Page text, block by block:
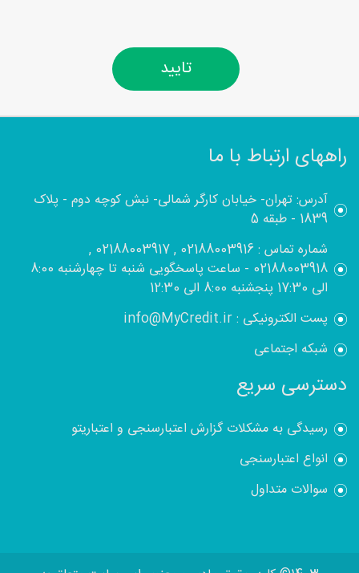
راههای ارتباط با ما
آدرس: تهران- خیابان کارگر شمالی- نبش کوچه دوم - پلاک
1839 - طبقه 5
شماره تماس : 02188003916 , 02188003917 ,
02188003918 - ساعت پاسخگویی شنبه تا چهارشنبه 8:00
الی 17:30 پنجشنبه 8:00 الی 12:30
پست الکترونیکی : info@MyCredit.ir
شبکه اجتماعی
دسترسی سریع
رسیدگی به مشکلات گزارش اعتبارسنجی و اعتباریتو
انواع اعتبارسنجی
سوالات متداول